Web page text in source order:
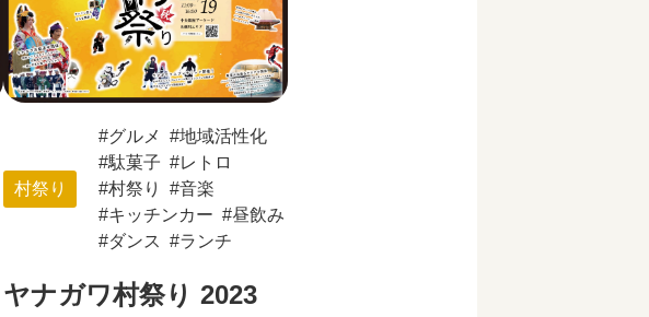
村祭り
グルメ
地域活性化
駄菓子
レトロ
村祭り
音楽
キッチンカー
昼飲み
ダンス
ランチ
ヤナガワ村祭り 2023